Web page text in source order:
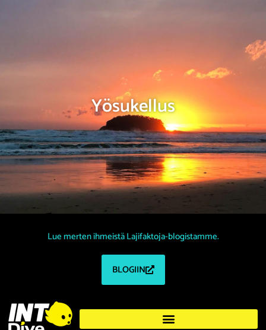
Yösukellus
Lue merten ihmeistä Lajifaktoja-blogistamme.
BLOGIIN